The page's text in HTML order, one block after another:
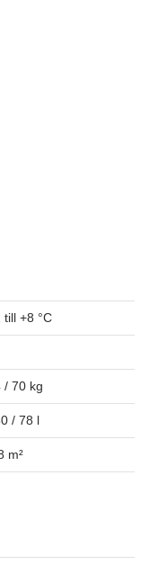
till +8 °C
/ 70 kg
/ 78 l
m²